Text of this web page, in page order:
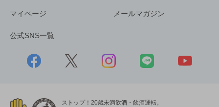
マイページ メールマガジン
公式SNS一覧
ストップ！20歳未満飲酒・飲酒運転。